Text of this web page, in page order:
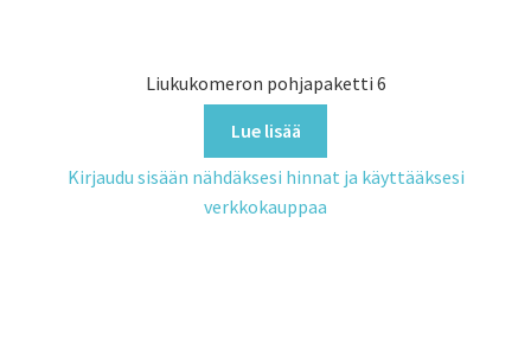
Liukukomeron pohjapaketti 6
Lue lisää
Kirjaudu sisään nähdäksesi hinnat ja käyttääksesi
verkkokauppaa